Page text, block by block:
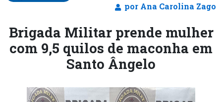
por Ana Carolina Zago
Brigada Militar prende mulher
com 9,5 quilos de maconha em
Santo Ângelo